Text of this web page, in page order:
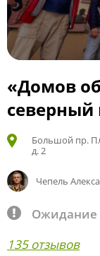
«Домов
северный
Большой пр.
д. 2
Чепель
Ожидание
135 отзывов